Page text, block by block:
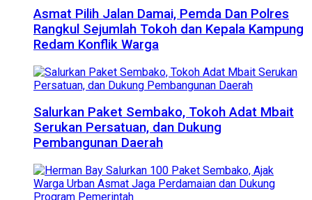
Asmat Pilih Jalan Damai, Pemda Dan Polres
Rangkul Sejumlah Tokoh dan Kepala Kampung
Redam Konflik Warga
Salurkan Paket Sembako, Tokoh Adat Mbait
Serukan Persatuan, dan Dukung
Pembangunan Daerah